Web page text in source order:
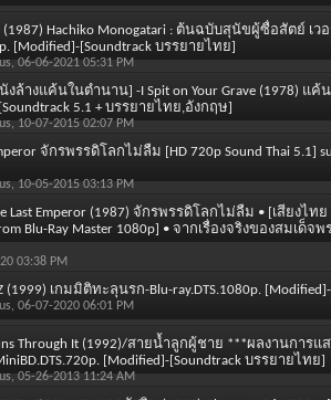
(1987) Hachiko Monogatari : ต้นฉบับสุนัขผู้ซื่อสัตย์ เ
[Modified]-[Soundtrack บรรยายไทย]
, 06-06-2021 05:31 PM
ล้างแค้นในตำนาน] -I Spit on Your Grave (1978) แค้นต้อ
5.1 + บรรยายไทย,อังกฤษ]
, 10-07-2015 02:07 PM
จักรพรรดิโลกไม่ลืม [HD 720p Sound Thai 5.1]
, 10-05-2015 03:13 PM
Last Emperor (1987) จักรพรรดิโลกไม่ลืม • [เสียงไท
Blu-Ray Master 1080p] • จากเรื่องจริงของสมเ
03:38 PM
(1999) เกมมิติทะลุนรก-Blu-ray.DTS.1080p.
, 06-07-2020 06:01 PM
Through It (1992)/สายน้ำลูกผู้ชาย ***ผลงานการแ
[Modified]-[Soundtrack บรรยายไทย]
, 05-26-2013 11:24 AM